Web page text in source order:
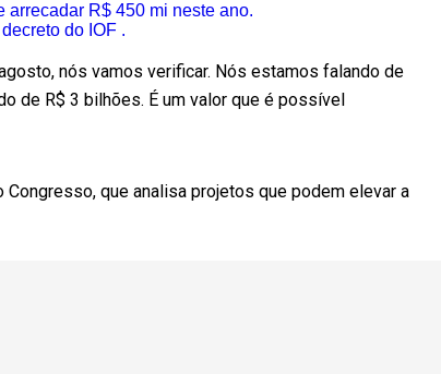
arrecadar R$ 450 mi neste ano.
do IOF .
nós vamos verificar. Nós estamos falando de
de R$ 3 bilhões. É um valor que é possível
que analisa projetos que podem elevar a